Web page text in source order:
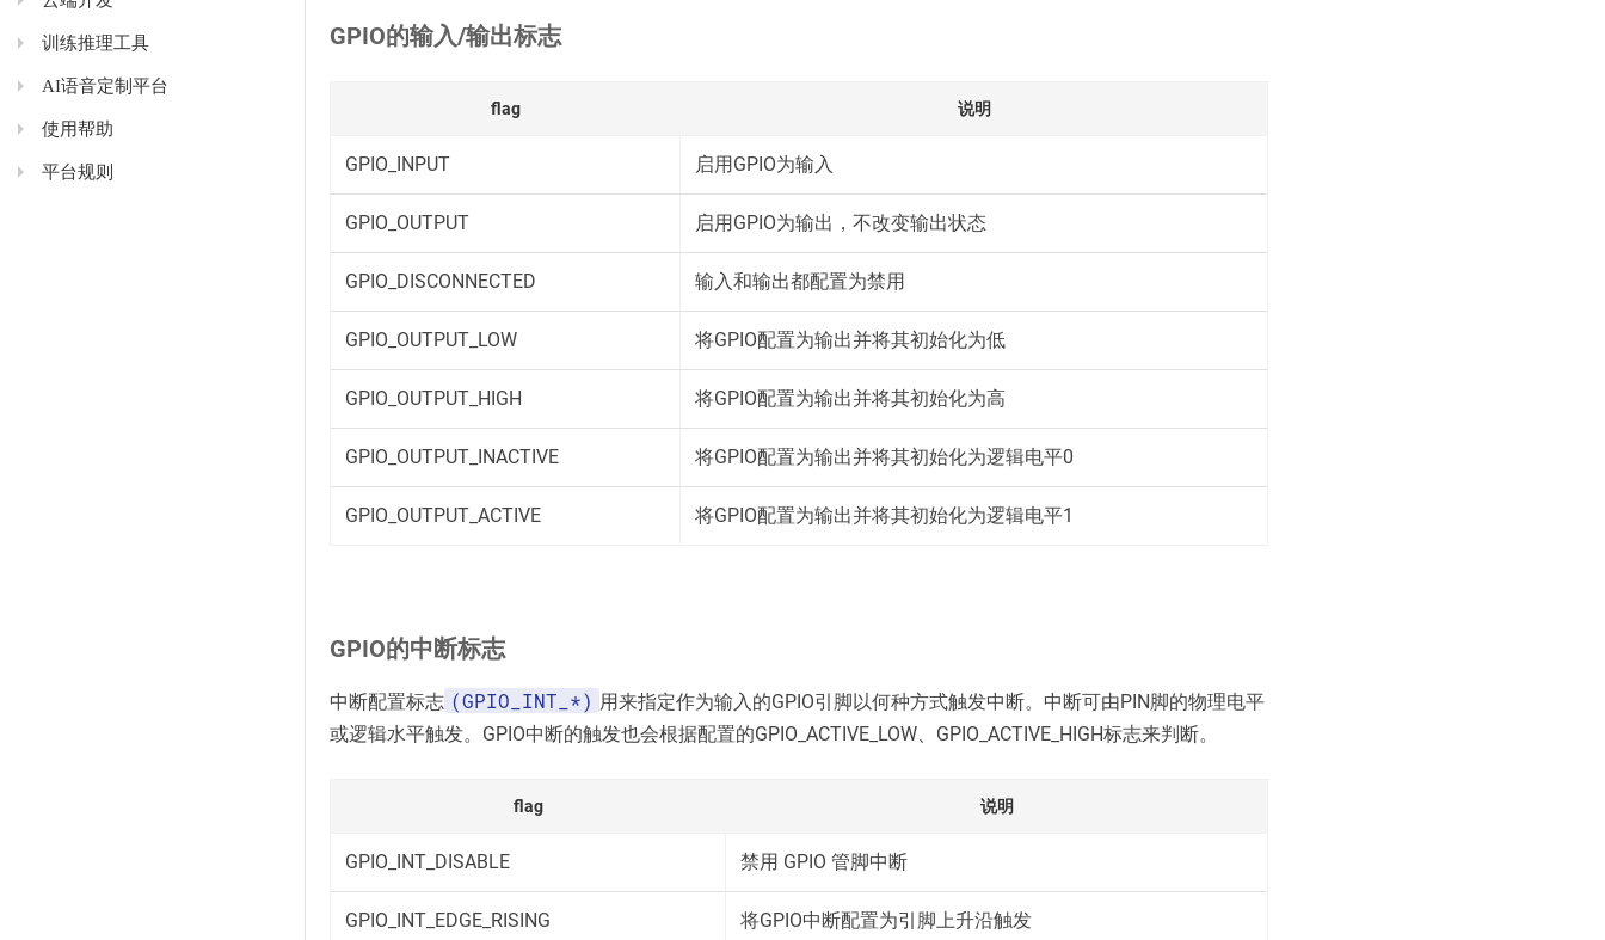
训练推理工具
AI语音定制平台
使用帮助
平台规则
GPIO的输入/输出标志
flag 说明
GPIO_INPUT 启用GPIO为输入
GPIO_OUTPUT 启用GPIO为输出，不改变输出状态
GPIO_DISCONNECTED 输入和输出都配置为禁用
GPIO_OUTPUT_LOW 将GPIO配置为输出并将其初始化为低
GPIO_OUTPUT_HIGH 将GPIO配置为输出并将其初始化为高
GPIO_OUTPUT_INACTIVE 将GPIO配置为输出并将其初始化为逻辑电平0
GPIO_OUTPUT_ACTIVE 将GPIO配置为输出并将其初始化为逻辑电平1
GPIO的中断标志
中断配置标志 (GPIO_INT_*) 用来指定作为输入的GPIO引脚以何种方式触发中断。中断可由PIN脚的物理电平
或逻辑水平触发。GPIO中断的触发也会根据配置的GPIO_ACTIVE_LOW、GPIO_ACTIVE_HIGH标志来判断。
flag 说明
GPIO_INT_DISABLE 禁用 GPIO 管脚中断
GPIO_INT_EDGE_RISING 将GPIO中断配置为引脚上升沿触发